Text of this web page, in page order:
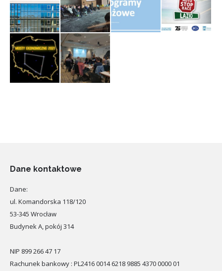
Dane kontaktowe
Dane:
ul. Komandorska 118/120
53-345 Wrocław
Budynek A, pokój 314
NIP 899 266 47 17
Rachunek bankowy : PL2416 0014 6218 9885 4370 0000 01